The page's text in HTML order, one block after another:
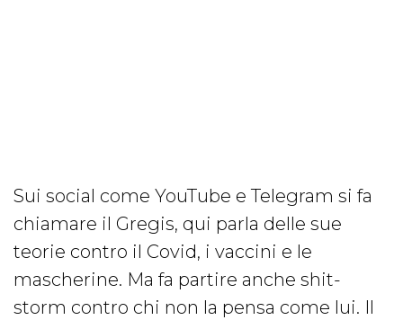
Sui social come YouTube e Telegram si fa
chiamare il Gregis, qui parla delle sue
teorie contro il Covid, i vaccini e le
mascherine. Ma fa partire anche shit-
storm contro chi non la pensa come lui. Il